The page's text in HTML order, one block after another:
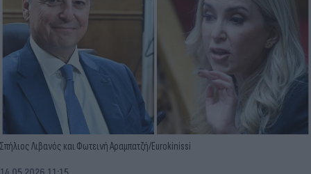
Σπήλιος Λιβανός και Φωτεινή Αραμπατζή/Eurokinissi